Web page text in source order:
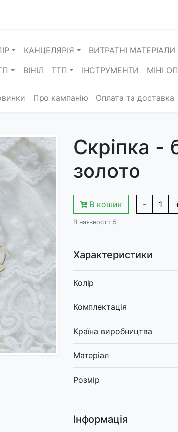
КАНЦЕЛЯРІЯ ВИТРАТНІ МАТЕРІАЛИ
ВІНІЛ ТТП ІНСТРУМЕНТИ МІНІ
Про кампанію Оплата та доставка
Скріпка -
золото
В кошик - 1
В наявності: 5
Характеристики
Колір
Комплектація
Країна виробництва
Матеріал
Розмір
Інформація